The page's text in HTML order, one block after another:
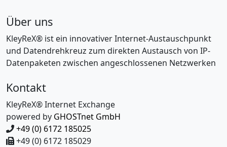
Über uns
KleyReX® ist ein innovativer Internet-Austauschpunkt
und Datendrehkreuz zum direkten Austausch von IP-
Datenpaketen zwischen angeschlossenen Netzwerken
Kontakt
KleyReX® Internet Exchange
powered by GHOSTnet GmbH
+49 (0) 6172 185025
+49 (0) 6172 185029